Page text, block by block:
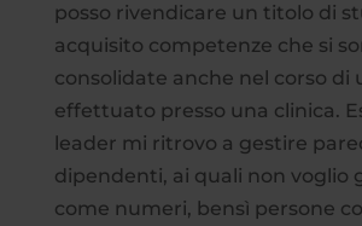
posso rivendicare un titolo di
acquisito competenze che si
consolidate anche nel corso di
effettuato presso una clinica.
leader mi ritrovo a gestire
dipendenti, ai quali non voglio
come numeri, bensì persone